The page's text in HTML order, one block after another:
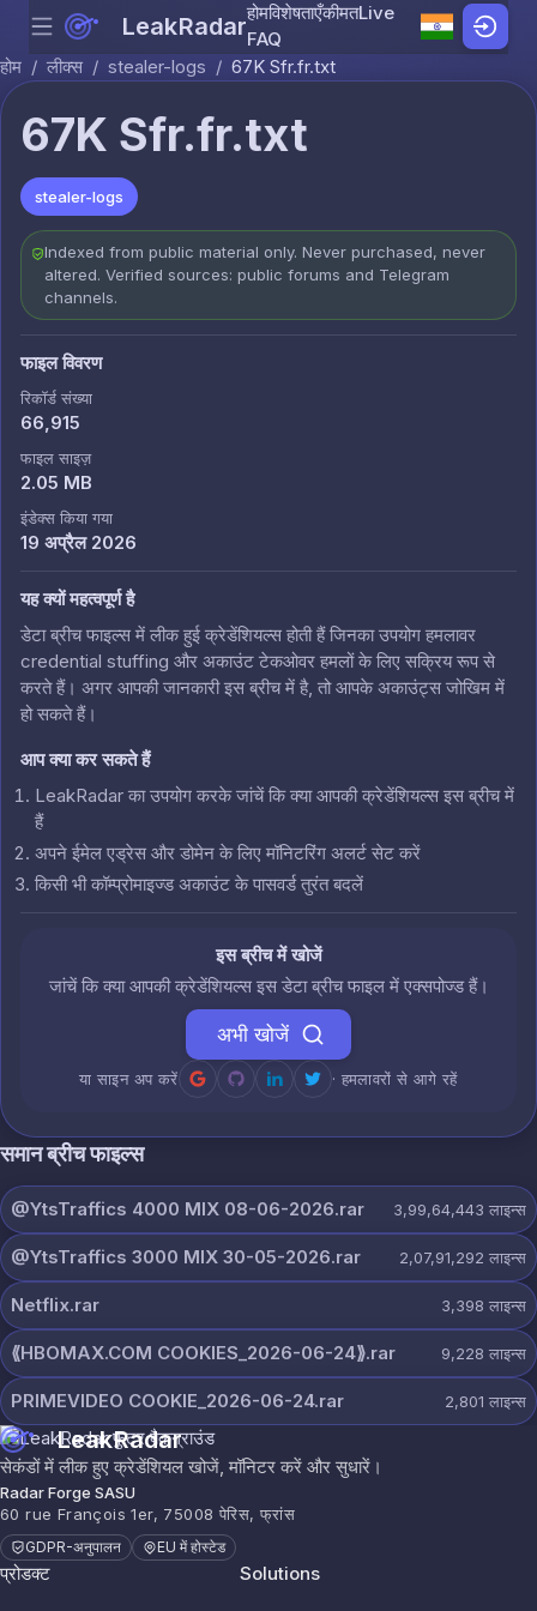
Skip to content
Menu LeakRadarहोमविशेषताएँकीमतLive
FAQ
होम / लीक्स / stealer-logs / 67K Sfr.fr.txt
67K Sfr.fr.txt
stealer-logs
Indexed from public material only. Never purchased, never
altered. Verified sources: public forums and Telegram
channels.
फाइल विवरण
रिकॉर्ड संख्या
66,915
फाइल साइज़
2.05 MB
इंडेक्स किया गया
19 अप्रैल 2026
यह क्यों महत्वपूर्ण है
डेटा ब्रीच फाइल्स में लीक हुई क्रेडेंशियल्स होती हैं जिनका उपयोग हमलावर
credential stuffing और अकाउंट टेकओवर हमलों के लिए सक्रिय रूप से
करते हैं। अगर आपकी जानकारी इस ब्रीच में है, तो आपके अकाउंट्स जोखिम में
हो सकते हैं।
आप क्या कर सकते हैं
LeakRadar का उपयोग करके जांचें कि क्या आपकी क्रेडेंशियल्स इस ब्रीच में
हैं
अपने ईमेल एड्रेस और डोमेन के लिए मॉनिटरिंग अलर्ट सेट करें
किसी भी कॉम्प्रोमाइज्ड अकाउंट के पासवर्ड तुरंत बदलें
इस ब्रीच में खोजें
जांचें कि क्या आपकी क्रेडेंशियल्स इस डेटा ब्रीच फाइल में एक्सपोज्ड हैं।
अभी खोजें
या साइन अप करें · हमलावरों से आगे रहें
समान ब्रीच फाइल्स
@YtsTraffics 4000 MIX 08-06-2026.rar 3,99,64,443 लाइन्स
@YtsTraffics 3000 MIX 30-05-2026.rar 2,07,91,292 लाइन्स
Netflix.rar 3,398 लाइन्स
⟪HBOMAX.COM COOKIES_2026-06-24⟫.rar 9,228 लाइन्स
PRIMEVIDEO COOKIE_2026-06-24.rar 2,801 लाइन्स
LeakRadar
सेकंडों में लीक हुए क्रेडेंशियल खोजें, मॉनिटर करें और सुधारें।
Radar Forge SASU
60 rue François 1er, 75008 पेरिस, फ्रांस
GDPR-अनुपालन EU में होस्टेड
प्रोडक्ट Solutions